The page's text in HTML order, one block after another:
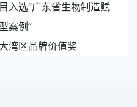
入选“广东省生物制造赋
案例”
湾区品牌价值奖